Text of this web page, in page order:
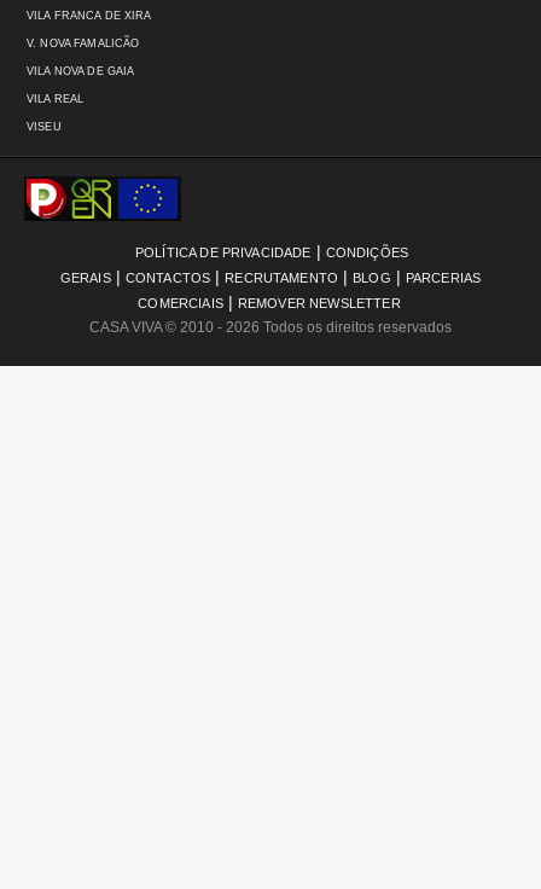
VILA FRANCA DE XIRA
V. NOVA FAMALICÃO
VILA NOVA DE GAIA
VILA REAL
VISEU
POLÍTICA DE PRIVACIDADE | CONDIÇÕES
GERAIS | CONTACTOS | RECRUTAMENTO | BLOG | PARCERIAS
COMERCIAIS | REMOVER NEWSLETTER
CASA VIVA© 2010 - 2026 Todos os direitos reservados